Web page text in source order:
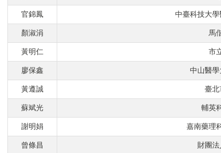
官錦鳳 中臺科技大
顏淑涓 馬
黃明仁 市
廖保鑫 中山醫
黃遵誠 臺北
蘇斌光 輔英
謝明娟 嘉南藥理
曾條昌 財團